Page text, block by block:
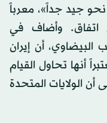
جيد جداً»، معرباً
اتفاق. وأضاف في
أن إيران
أنها تحاول القيام
الولايات المتحدة